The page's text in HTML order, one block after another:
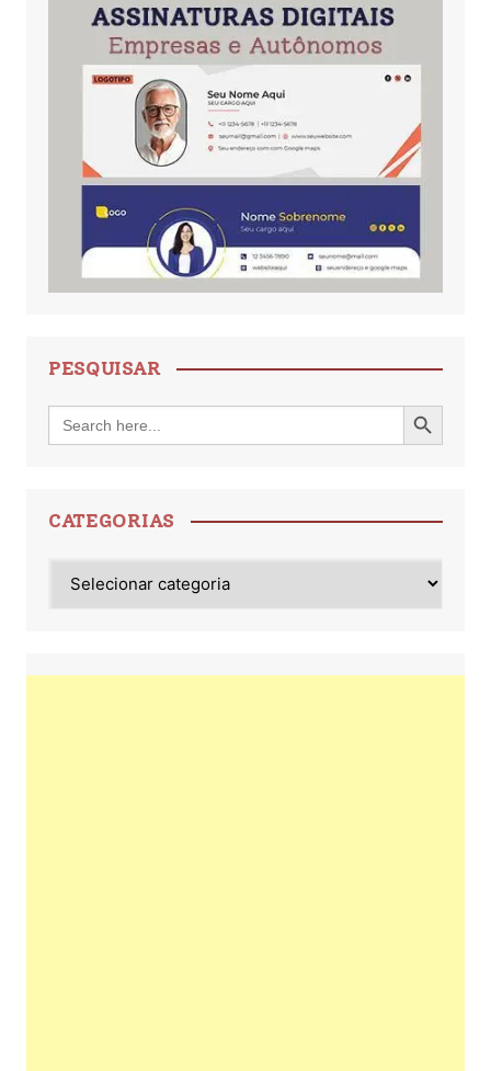
PESQUISAR
Search
for:
Search Button
CATEGORIAS